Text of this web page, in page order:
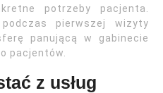
potrzeby pacjenta.
pierwszej wizyty
panującą w gabinecie
pacjentów.
z usług